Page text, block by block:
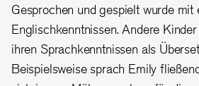
Gesprochen und gespielt wurde mit
Englischkenntnissen. Andere
ihren Sprachkenntnissen als
Beispielsweise sprach Emily